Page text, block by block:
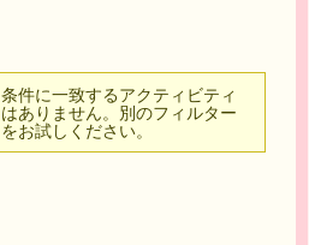
条件に一致するアクティビティ
はありません。別のフィルター
をお試しください。